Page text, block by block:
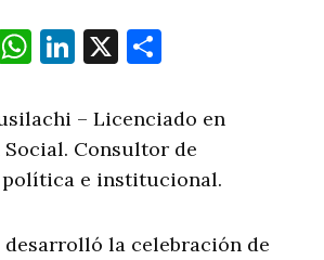
WhatsApp
LinkedIn
X
– Licenciado en
Consultor de
e institucional.
desarrolló la celebración de